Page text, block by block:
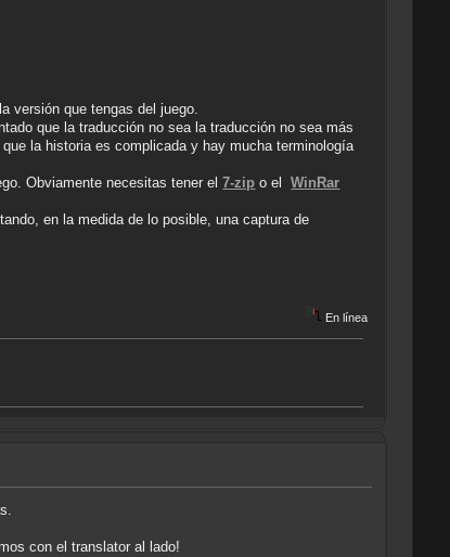
versión que tengas del juego.
que la traducción no sea la traducción no sea más
la historia es complicada y hay mucha terminología
Obviamente necesitas tener el7-zip o elWinRar
en la medida de lo posible, una captura de
En línea
con el translator al lado!